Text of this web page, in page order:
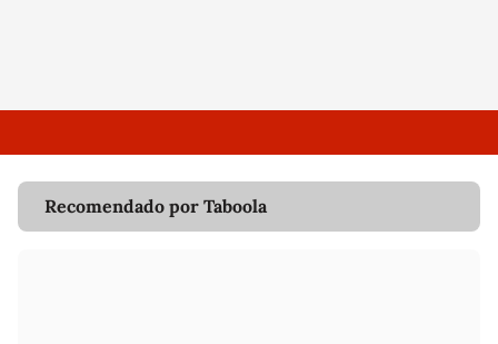
Recomendado por Taboola